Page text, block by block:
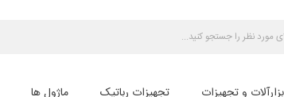
و تجهیزات تجهیزات رباتیک ماژول ها